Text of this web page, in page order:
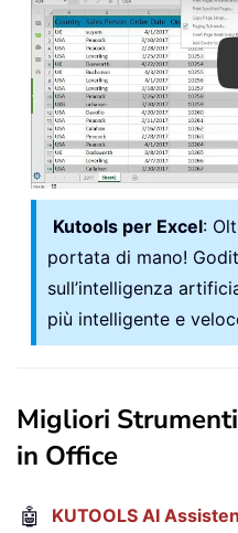
Kutools per Excel:
portata di mano!
sull’intelligenza
più intelligente e
Migliori
in Office
🤖 KUTOOLS AI